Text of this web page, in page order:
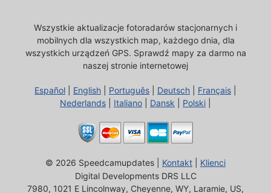
Wszystkie aktualizacje fotoradarów stacjonarnych i
mobilnych dla wszystkich map, każdego dnia, dla
wszystkich urządzeń GPS. Sprawdź mapy za darmo na
naszej stronie internetowej
Español English Português Deutsch Français
Nederlands
Italiano Dansk Polski
© 2026 Speedcamupdates | Kontakt
Klienci
Digital Developments DRS LLC
7980, 1021 E Lincolnway, Cheyenne, WY, Laramie, US,